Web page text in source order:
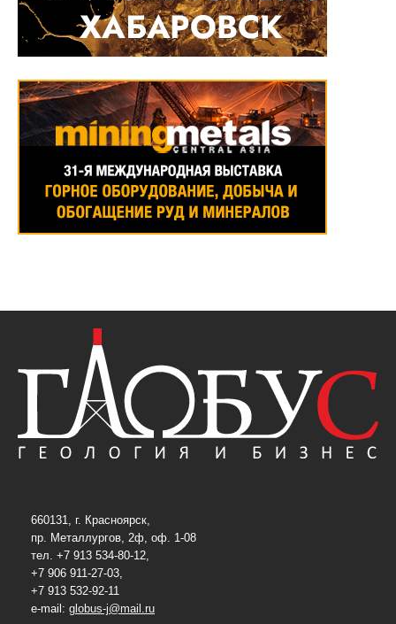
660131, г. Красноярск,
пр. Металлургов, 2ф, оф. 1-08
тел. +7 913 534-80-12,
+7 906 911-27-03,
+7 913 532-92-11
e-mail: globus-j@mail.ru